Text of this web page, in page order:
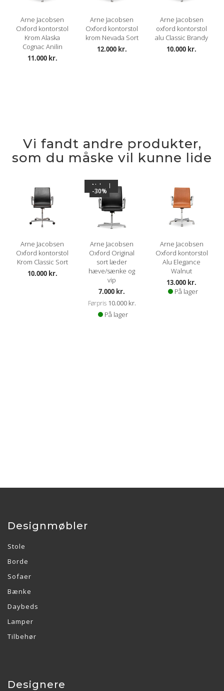
Arne Jacobsen
Oxford kontorstol
Krom Alaska
Cognac Anilin
11.000 kr.
Arne Jacobsen
Oxford kontorstol
krom Nevada Sort
12.000 kr.
Arne Jacobsen
oxford kontorstol
alu Classic Brandy
10.000 kr.
Vi fandt andre produkter,
som du måske vil kunne lide
Arne Jacobsen
Oxford kontorstol
Krom Classic Sort
10.000 kr.
Nyhed
-30%
Arne Jacobsen
Oxford Original
sort læder
hæve/sænke og
vip
Kampagnepris
7.000 kr.
Førpris 10.000 kr.
På lager
Arne Jacobsen
Oxford kontorstol
Alu Elegance
Walnut
13.000 kr.
På lager
Designmøbler
Stole
Borde
Sofaer
Bænke
Daybeds
Lamper
Tilbehør
Designere